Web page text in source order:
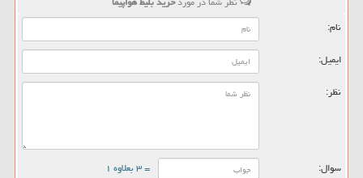
نام:
ایمیل:
نظر:
سوال: = ۳ بعلاوه ۱